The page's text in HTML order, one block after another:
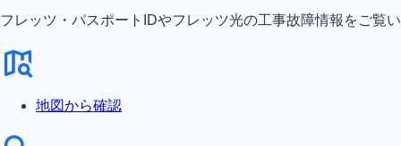
フレッツ・パスポートIDやフレッツ光の工事故障情報をご覧い
地図から確認